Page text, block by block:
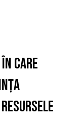
care